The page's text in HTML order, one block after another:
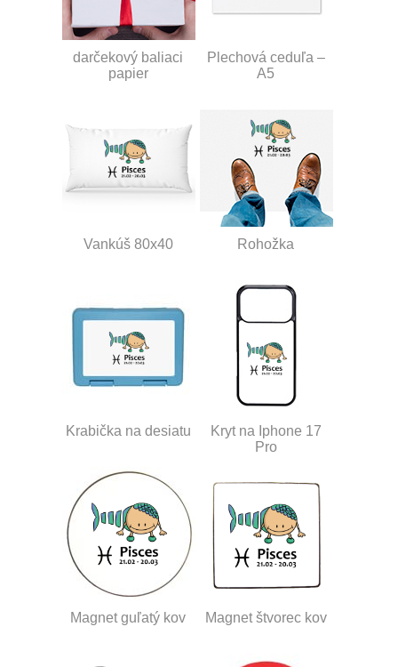
darčekový baliaci
papier
Plechová ceduľa –
A5
Vankúš 80x40 Rohožka
Krabička na desiatu
Kryt na Iphone 17
Pro
Magnet guľatý kov Magnet štvorec kov